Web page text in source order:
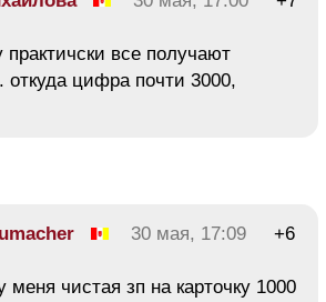
практичски все получают
откуда цифра почти 3000,
30 мая, 17:09 +6
меня чистая зп на карточку 1000